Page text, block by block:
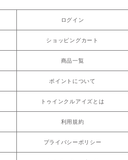
ログイン
ショッピングカート
商品一覧
ポイントについて
トゥインクルアイズとは
利用規約
プライバシーポリシー